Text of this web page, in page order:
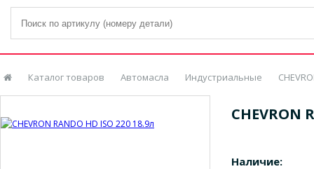
Каталог товаров Автомасла Индустриальные
CHEVRON
Наличие: